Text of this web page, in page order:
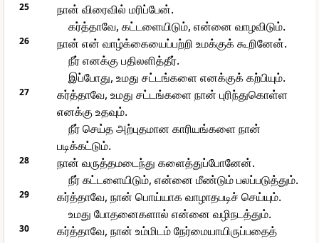
25
நான் விரைவில் மரிப்பேன்.
கர்த்தாவே, கட்டளையிடும், என்னை வாழவிடும்.
26
நான் என் வாழ்க்கையைப்பற்றி உமக்குக் கூறினேன்.
நீர் எனக்கு பதிலளித்தீர்.
இப்போது, உமது சட்டங்களை எனக்குக் கற்பியும்.
27
கர்த்தாவே, உமது சட்டங்களை நான் புரிந்துகொள்ள
எனக்கு உதவும்.
நீர் செய்த அற்புதமான காரியங்களை நான்
படிக்கட்டும்.
28
நான் வருத்தமடைந்து களைத்துப்போனேன்.
நீர் கட்டளையிடும், என்னை மீண்டும் பலப்படுத்தும்.
29
கர்த்தாவே, நான் பொய்யாக வாழாதபடிச் செய்யும்.
உமது போதனைகளால் என்னை வழிநடத்தும்.
30
கர்த்தாவே, நான் உம்மிடம் நேர்மையாயிருப்பதைத்